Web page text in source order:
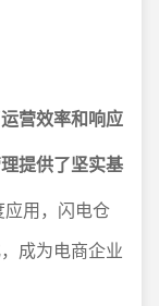
营效率和响应
提供了坚实基
用，闪电仓
成为电商企业